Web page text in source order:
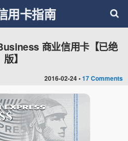
用卡指南
2016-02-24 •17 Comments
商业信用卡【已绝
版】